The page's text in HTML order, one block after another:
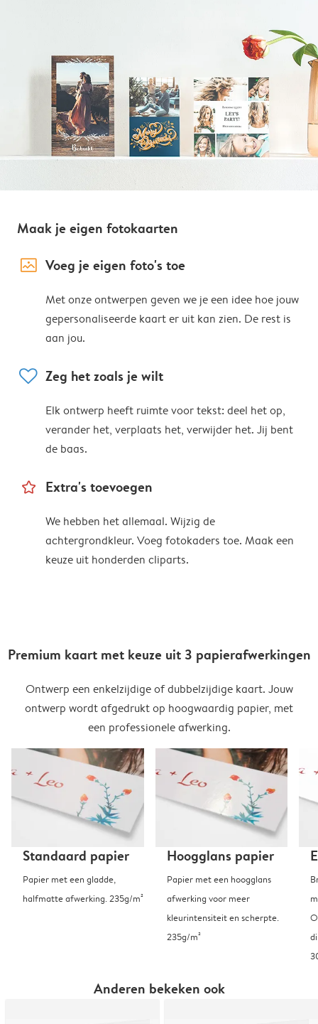
Maak je eigen fotokaarten
image_placeholder Voeg je eigen foto's toe
Met onze ontwerpen geven we je een idee hoe jouw
gepersonaliseerde kaart er uit kan zien. De rest is
aan jou.
heart Zeg het zoals je wilt
Elk ontwerp heeft ruimte voor tekst: deel het op,
verander het, verplaats het, verwijder het. Jij bent
de baas.
star_outline Extra's toevoegen
We hebben het allemaal. Wijzig de
achtergrondkleur. Voeg fotokaders toe. Maak een
keuze uit honderden cliparts.
Premium kaart met keuze uit 3 papierafwerkingen
Ontwerp een enkelzijdige of dubbelzijdige kaart. Jouw
ontwerp wordt afgedrukt op hoogwaardig papier, met
een professionele afwerking.
Standaard papier
Papier met een gladde,
halfmatte afwerking. 235g/m²
Hoogglans papier
Papier met een hoogglans
afwerking voor meer
kleurintensiteit en scherpte.
235g/m²
Anderen bekeken ook